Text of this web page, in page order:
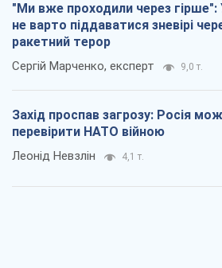
"Ми вже проходили через гірше":
не варто піддаватися зневірі
ракетний терор
Сергій Марченко, експерт 9,0 т.
Захід проспав загрозу: Росія
перевірити НАТО війною
Леонід Невзлін 4,1 т.